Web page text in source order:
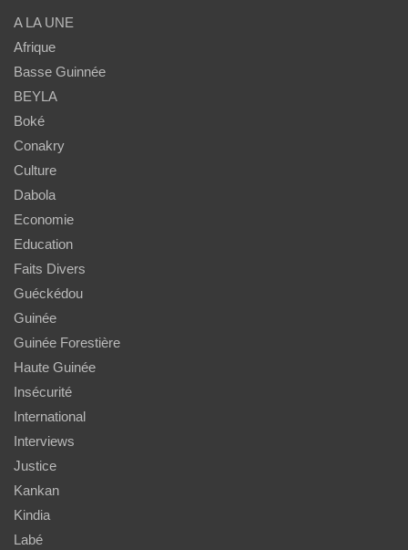
A LA UNE
Afrique
Basse Guinnée
BEYLA
Boké
Conakry
Culture
Dabola
Economie
Education
Faits Divers
Guéckédou
Guinée
Guinée Forestière
Haute Guinée
Insécurité
International
Interviews
Justice
Kankan
Kindia
Labé